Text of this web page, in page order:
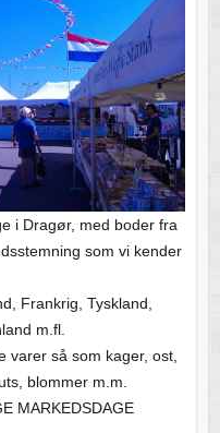
i Dragør, med boder fra
som vi kender
Frankrig, Tyskland,
m.fl.
varer så som kager, ost,
blommer m.m.
MARKEDSDAGE